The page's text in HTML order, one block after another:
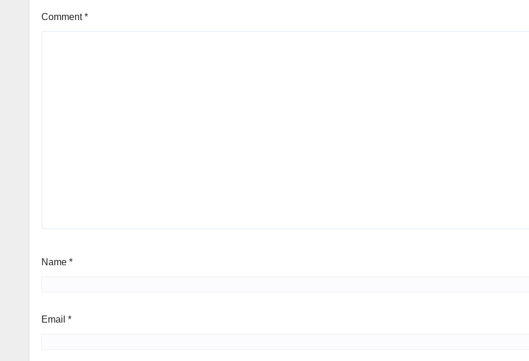
Comment*
Name *
Email *